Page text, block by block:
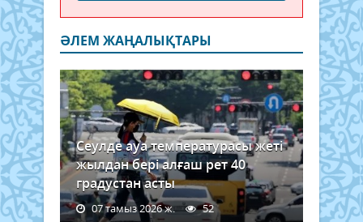
ӘЛЕМ ЖАҢАЛЫҚТАРЫ
Сеулде ауа температурасы жеті
жылдан бері алғаш рет 40
градустан асты
07 тамыз 2026 ж. 52